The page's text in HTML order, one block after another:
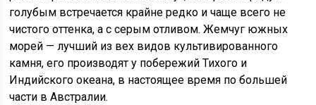
голубым встречается крайне редко и чаще всего не
чистого оттенка, а с серым отливом. Жемчуг южных
морей — лучший из вех видов культивированного
камня, его производят у побережий Тихого и
Индийского океана, в настоящее время по большей
части в Австралии.